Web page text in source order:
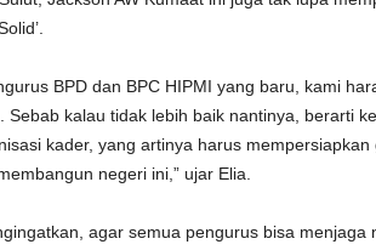
BPD dan BPC HIPMI yang baru, kami
Sebab kalau tidak lebih baik nantinya, berarti
kader, yang artinya harus
negeri ini,” ujar Elia.
agar semua pengurus bisa menjaga